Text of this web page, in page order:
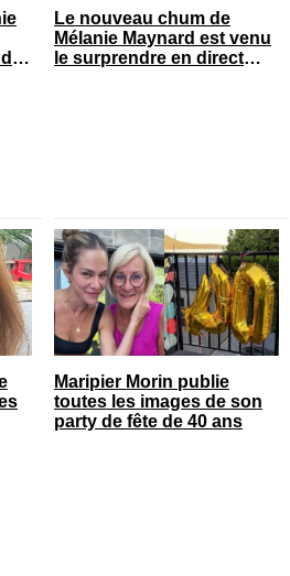
Le nouveau chum de
Mélanie Maynard est venu
le surprendre en direct
Maripier Morin publie
toutes les images de son
party de fête de 40 ans